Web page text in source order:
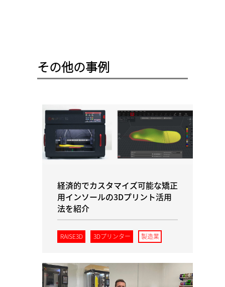
その他の事例
経済的でカスタマイズ可能な矯正
用インソールの3Dプリント活用
法を紹介
RAISE3D 3Dプリンター 製造業